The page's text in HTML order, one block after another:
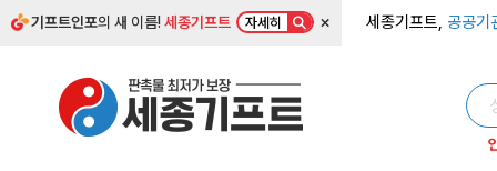
기프트인포의 새 이름!세종기프트 자세히 × 세종기프트, 공공기